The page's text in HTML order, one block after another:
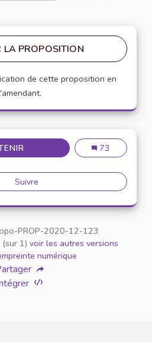
LA PROPOSITION
de cette proposition en
INCLUSION DES ÉTUDIANTS
Inclusion des
73
Suivre Inclusion des étudiants en
PROP-2020-12-123
(sur 1) voir les autres versions
numérique